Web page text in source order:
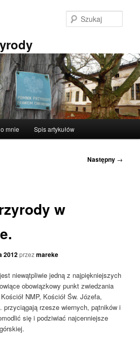
mnie Spis artykułów
Następny →
w
2012przezmareke
niewątpliwie jedną z najpiękniejszych
obowiązkowy punkt zwiedzania
NMP, Kościół Św. Józefa,
przyciągają rzesze wiernych, pątników i
się i podziwiać najcenniejsze